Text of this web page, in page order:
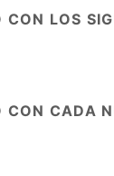
LOS
CON CADA